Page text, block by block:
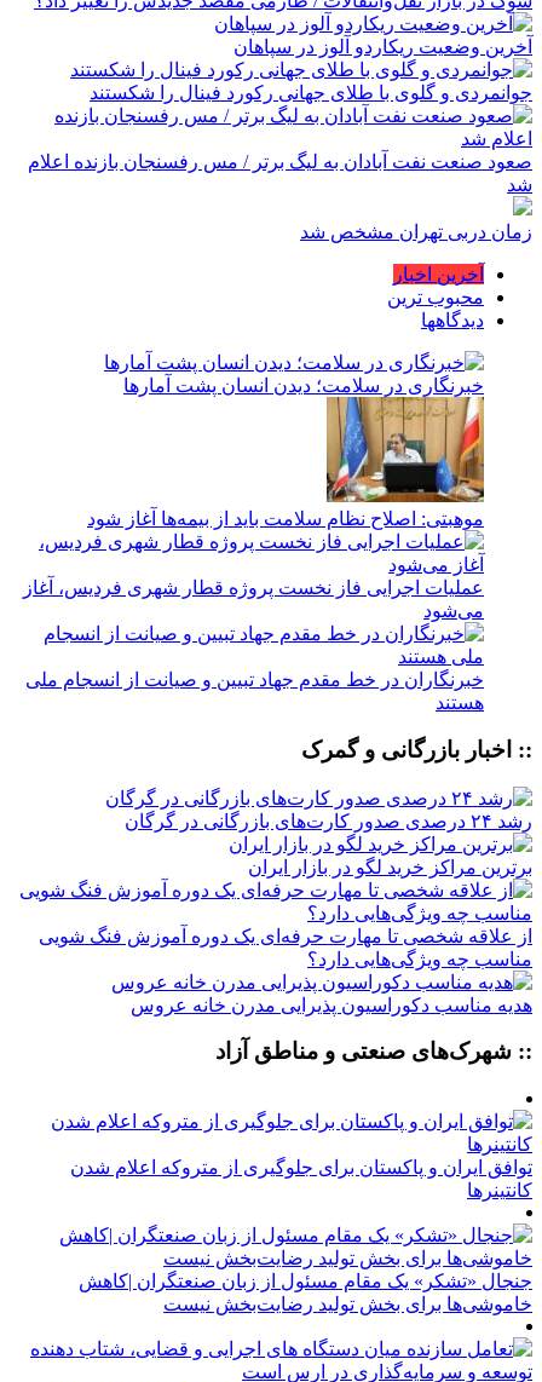
آخرین وضعیت ریکاردو آلوز در سپاهان
جوانمردی و گلوی با طلای جهانی رکورد فینال را شکستند
صعود صنعت نفت آبادان به لیگ برتر / مس رفسنجان بازنده اعلام
شد
زمان دربی تهران مشخص شد
آخرین اخبار
محبوب ترین
دیدگاهها
خبرنگاری در سلامت؛ دیدن انسان پشت آمارها
موهبتی: اصلاح نظام سلامت باید از بیمه‌ها آغاز شود
عملیات اجرایی فاز نخست پروژه قطار شهری فردیس، آغاز
می‌شود
خبرنگاران در خط مقدم جهاد تبیین و صیانت از انسجام ملی
هستند
:: اخبار بازرگانی و گمرک
رشد ۲۴ درصدی صدور کارت‌های بازرگانی در گرگان
برترین مراکز خرید لگو در بازار ایران
از علاقه شخصی تا مهارت حرفه‌ای یک دوره آموزش فنگ شویی
مناسب چه ویژگی‌هایی دارد؟
هدیه مناسب دکوراسیون پذیرایی مدرن خانه عروس
:: شهرک‌های صنعتی و مناطق آزاد
توافق ایران و پاکستان برای جلوگیری از متروکه اعلام شدن
کانتینرها
جنجال «تشکر» یک مقام مسئول از زبان صنعتگران |کاهش
خاموشی‌ها برای بخش تولید رضایت‌بخش نیست